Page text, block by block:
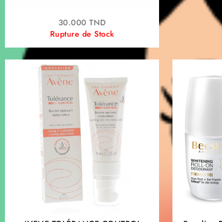
30.000TND
Rupture de Stock